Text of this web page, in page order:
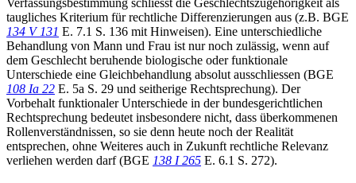
taugliches Kriterium für rechtliche Differenzierungen aus (z.B. BGE
134 V 131 E. 7.1 S. 136 mit Hinweisen). Eine unterschiedliche
Behandlung von Mann und Frau ist nur noch zulässig, wenn auf
dem Geschlecht beruhende biologische oder funktionale
Unterschiede eine Gleichbehandlung absolut ausschliessen (BGE
108 Ia 22 E. 5a S. 29 und seitherige Rechtsprechung). Der
Vorbehalt funktionaler Unterschiede in der bundesgerichtlichen
Rechtsprechung bedeutet insbesondere nicht, dass überkommenen
Rollenverständnissen, so sie denn heute noch der Realität
entsprechen, ohne Weiteres auch in Zukunft rechtliche Relevanz
verliehen werden darf (BGE 138 I 265 E. 6.1 S. 272).